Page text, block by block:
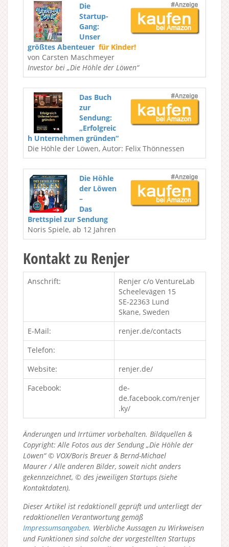
Die
Startup-
Gang:
Unser
größtes Abenteuer für Kinder!
von Carsten Maschmeyer
Investor bei „Die Höhle der Löwen“
Das Buch
zur
Sendung:
„Erfolgreic
h Unternehmen gründen“
Die Höhle der Löwen, Autor: Felix Thönnessen
Die Höhle
der Löwen
–
Das
Brettspiel zur Sendung
Noris Spiele, ab 12 Jahren
Kontakt zu Renjer
Anschrift:
Renjer c/o VentureLab
Scheelevägen 15
SE-22363 Lund
Skane, Sweden
E-Mail:
renjer.de/contacts
Telefon:
Website:
renjer.de/
Facebook:
de-
de.facebook.com/renjer
.ky/
Änderungen und Irrtümer vorbehalten. Bildquellen &
Copyright: Alle Fotos aus der Sendung „Die Höhle der
Löwen“ © VOX/Boris Breuer & Bernd-Michael
Maurer / Alle anderen Bilder, soweit nicht anders
gekennzeichnet, © des jeweiligen Startups (siehe
Kontaktdaten).
Dieser Artikel ist redaktionell geprüft und unterliegt der
redaktionellen Verantwortung gemäß
Impressumsangaben. Werbliche Aussagen zu Wirkweisen
und Funktionen sind solche der vorgestellten Startups